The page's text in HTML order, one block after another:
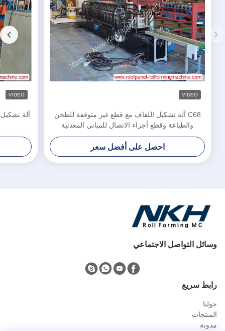
VIDEO
C68 آلة تشكيل اللفاف مع قطع غير متوقفة للطحن
والطباعة وقطع أجزاء الاتصال للمباني المعدنية
احصل على أفضل سعر
VIDEO
آلة تشكيل
وسائل التواصل الاجتماعي
رابط سريع
حولنا
المنتجات
مدونة